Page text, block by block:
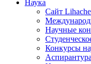
Наука
Сайт
Научные
Конкурсы
Аспирантура